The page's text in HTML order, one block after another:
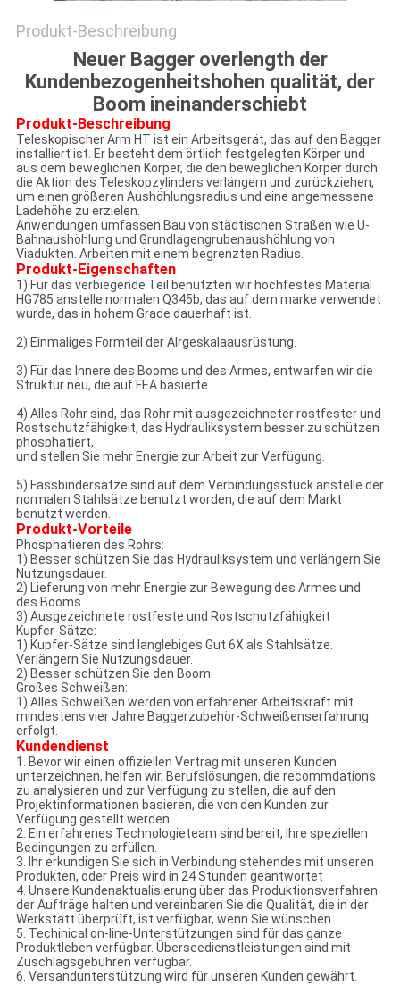
Produkt-Beschreibung
Neuer Bagger overlength der
Kundenbezogenheitshohen qualität, der
Boom ineinanderschiebt
Produkt-Beschreibung
Teleskopischer Arm HT ist ein Arbeitsgerät, das auf den Bagger
installiert ist. Er besteht dem örtlich festgelegten Körper und
aus dem beweglichen Körper, die den beweglichen Körper durch
die Aktion des Teleskopzylinders verlängern und zurückziehen,
um einen größeren Aushöhlungsradius und eine angemessene
Ladehöhe zu erzielen.
Anwendungen umfassen Bau von städtischen Straßen wie U-
Bahnaushöhlung und Grundlagengrubenaushöhlung von
Viadukten. Arbeiten mit einem begrenzten Radius.
Produkt-Eigenschaften
1) Für das verbiegende Teil benutzten wir hochfestes Material
HG785 anstelle normalen Q345b, das auf dem marke verwendet
wurde, das in hohem Grade dauerhaft ist.
2) Einmaliges Formteil der Alrgeskalaausrüstung.
3) Für das Innere des Booms und des Armes, entwarfen wir die
Struktur neu, die auf FEA basierte.
4) Alles Rohr sind, das Rohr mit ausgezeichneter rostfester und
Rostschutzfähigkeit, das Hydrauliksystem besser zu schützen
phosphatiert,
und stellen Sie mehr Energie zur Arbeit zur Verfügung.
5) Fassbindersätze sind auf dem Verbindungsstück anstelle der
normalen Stahlsätze benutzt worden, die auf dem Markt
benutzt werden.
Produkt-Vorteile
Phosphatieren des Rohrs:
1) Besser schützen Sie das Hydrauliksystem und verlängern Sie
Nutzungsdauer.
2) Lieferung von mehr Energie zur Bewegung des Armes und
des Booms
3) Ausgezeichnete rostfeste und Rostschutzfähigkeit
Kupfer-Sätze:
1) Kupfer-Sätze sind langlebiges Gut 6X als Stahlsätze.
Verlängern Sie Nutzungsdauer.
2) Besser schützen Sie den Boom.
Großes Schweißen:
1) Alles Schweißen werden von erfahrener Arbeitskraft mit
mindestens vier Jahre Baggerzubehör-Schweißenserfahrung
erfolgt.
Kundendienst
1. Bevor wir einen offiziellen Vertrag mit unseren Kunden
unterzeichnen, helfen wir, Berufslösungen, die recommdations
zu analysieren und zur Verfügung zu stellen, die auf den
Projektinformationen basieren, die von den Kunden zur
Verfügung gestellt werden.
2. Ein erfahrenes Technologieteam sind bereit, Ihre speziellen
Bedingungen zu erfüllen.
3. Ihr erkundigen Sie sich in Verbindung stehendes mit unseren
Produkten, oder Preis wird in 24 Stunden geantwortet
4. Unsere Kundenaktualisierung über das Produktionsverfahren
der Aufträge halten und vereinbaren Sie die Qualität, die in der
Werkstatt überprüft, ist verfügbar, wenn Sie wünschen.
5. Techinical on-line-Unterstützungen sind für das ganze
Produktleben verfügbar. Überseedienstleistungen sind mit
Zuschlagsgebühren verfügbar.
6. Versandunterstützung wird für unseren Kunden gewährt.